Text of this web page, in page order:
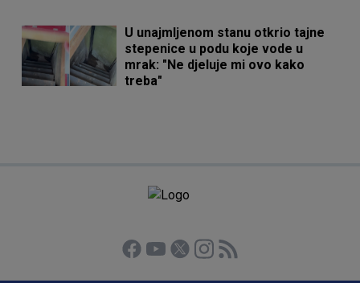
U unajmljenom stanu otkrio tajne
stepenice u podu koje vode u
mrak: "Ne djeluje mi ovo kako
treba"